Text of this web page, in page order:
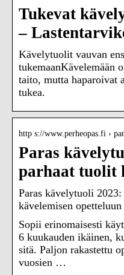
Tukevat
–
Kävelytuolit vauvan
tukemaanKävelemään
taito, mutta haparoivat
tukea.
http s://www.perheopas.fi ›
Paras
parhaat tuolit
Paras kävelytuoli
kävelemisen opetteluun
Sopii erinomaisesti
6 kuukauden ikäinen,
sitä. Paljon rakastettu
vuosien …